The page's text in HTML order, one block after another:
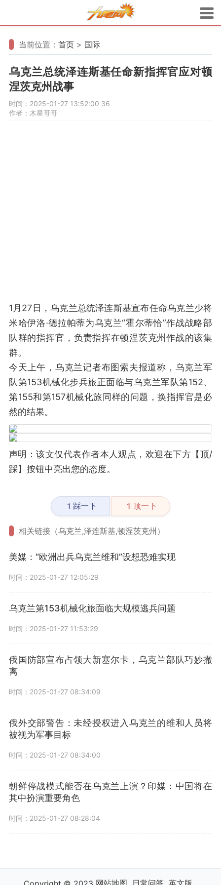
当前位置： 首页 > 国际
乌克兰总统泽连斯基任命新指挥官应对顿
涅茨克州战事
时间：2025-01-27 13:52:00 36
作者：木星哥哥
1月27日，乌克兰总统泽连斯基宣布任命乌克兰少将
米哈伊洛·德拉帕蒂为乌克兰“霍尔蒂恰”作战战略部
队群的指挥官‌，负责指挥在顿涅茨克州作战的该集
群。
今天上午，乌克兰记者布图索夫报道称，乌克兰军
队第153机械化步兵旅正面临与乌克兰军队第152、
第155和第157机械化旅同样的问题，换指挥官是必
然的结果。
声明：该文仅代表作者本人观点，欢迎在下方【顶/
踩】按钮中亮出您的态度。
1 踩一下 1 顶一下
相关链接（乌克兰,泽连斯基,顿涅茨克州）
美媒：“欧洲出兵乌克兰维和”设想恐难实现
时间：2025-01-27 12:05:29
乌克兰第153机械化旅面临大规模逃兵问题
时间：2025-01-27 11:53:29
俄国防部宣布占领大新塞尔卡，乌克兰部队巧妙撤
离
时间：2025-01-27 08:34:09
俄外交部警告：未经授权进入乌克兰的维和人员将
被视为军事目标
时间：2025-01-27 08:34:00
朝鲜停战模式能否在乌克兰上演？印媒：中国将在
其中扮演重要角色
时间：2025-01-27 08:28:04
网站地图 日常问答 英文版